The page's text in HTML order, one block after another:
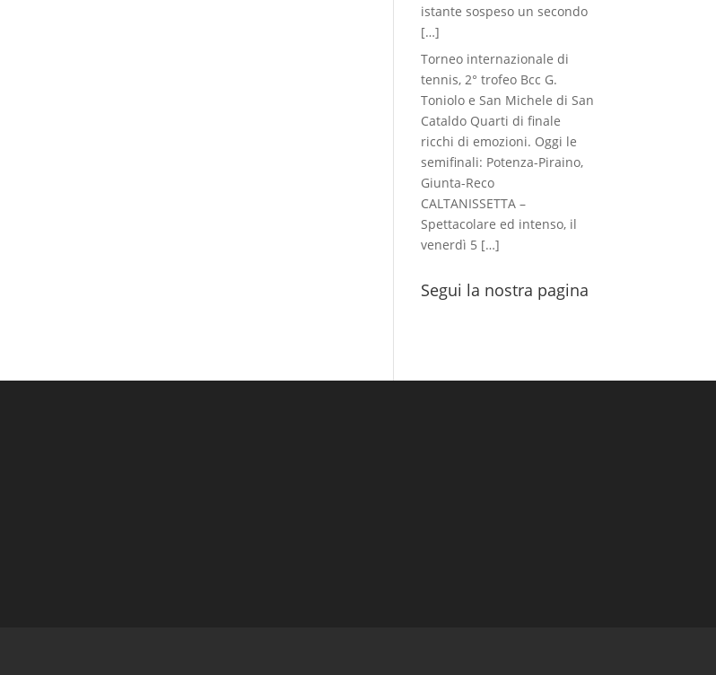
istante sospeso un secondo
[…]
Torneo internazionale di
tennis, 2° trofeo Bcc G.
Toniolo e San Michele di San
Cataldo Quarti di finale
ricchi di emozioni. Oggi le
semifinali: Potenza-Piraino,
Giunta-Reco
CALTANISSETTA –
Spettacolare ed intenso, il
venerdì 5 […]
Segui la nostra pagina